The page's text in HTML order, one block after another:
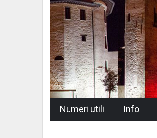
Numeri utili Info